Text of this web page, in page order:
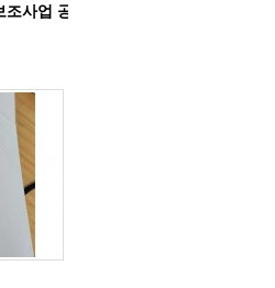
사업 공고-1200만원 지원